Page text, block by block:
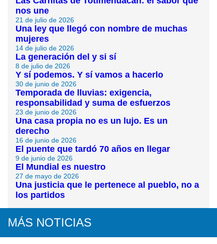
nos une
21 de julio de 2026
Una ley que llegó con nombre de muchas
mujeres
14 de julio de 2026
La generación del y si sí
8 de julio de 2026
Y sí podemos. Y sí vamos a hacerlo
30 de junio de 2026
Temporada de lluvias: exigencia,
responsabilidad y suma de esfuerzos
23 de junio de 2026
Una casa propia no es un lujo. Es un
derecho
16 de junio de 2026
El puente que tardó 70 años en llegar
9 de junio de 2026
El Mundial es nuestro
27 de mayo de 2026
Una justicia que le pertenece al pueblo, no a
los partidos
MÁS NOTICIAS